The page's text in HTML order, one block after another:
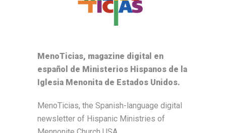
MenoTicias, magazine digital en
español de Ministerios Hispanos de la
Iglesia Menonita de Estados Unidos.
MenoTicias, the Spanish-language digital
newsletter of Hispanic Ministries of